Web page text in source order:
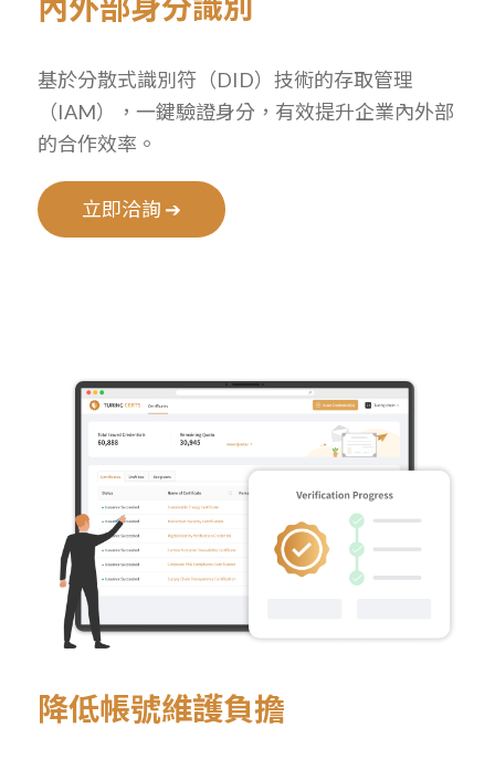
基於分散式識別符（DID）技術的存取管理
（IAM），一鍵驗證身分，有效提升企業內外部
的合作效率。
立即洽詢 ➔
降低帳號維護負擔